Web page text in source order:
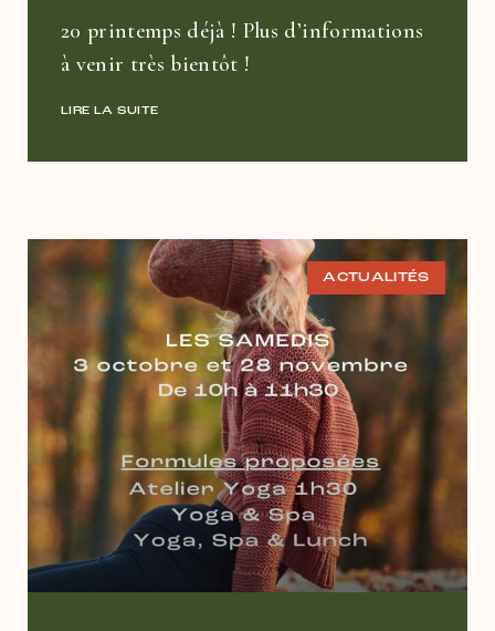
20 printemps déjà ! Plus d’informations
à venir très bientôt !
LIRE LA SUITE
ACTUALITÉS